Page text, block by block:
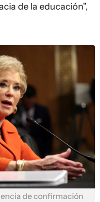
de la educación",
de confirmación